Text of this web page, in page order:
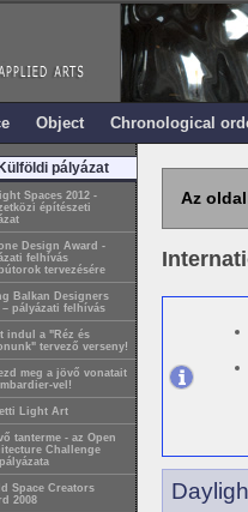
Object Chronological
Külföldi pályázat
Spaces 2012 -
építészeti
Design Award -
felhívás
tervezésére
Balkan Designers
– pályázati felhívás
indul a "Réz és
tervező verseny!
meg a jövő vonatait
vel!
Light Art
tanterme - az Open
Challenge
Space Creators
2008
Az